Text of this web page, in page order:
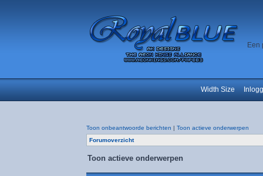
Een
Width Size
Toon onbeantwoorde berichten | Toon actieve onderwerpen
Forumoverzicht
Toon actieve onderwerpen